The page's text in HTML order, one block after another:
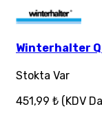
Winterhalter
Stokta Var
451,99 ₺ (KDV